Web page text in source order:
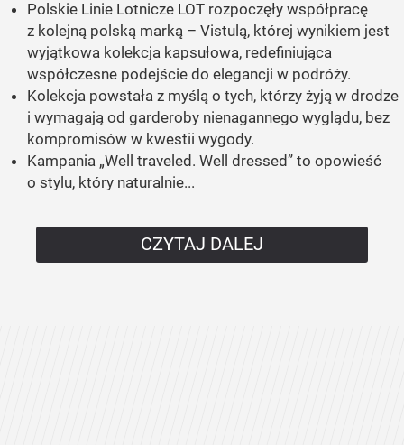
Polskie Linie Lotnicze LOT rozpoczęły współpracę
z kolejną polską marką – Vistulą, której wynikiem jest
wyjątkowa kolekcja kapsułowa, redefiniująca
współczesne podejście do elegancji w podróży.
Kolekcja powstała z myślą o tych, którzy żyją w drodze
i wymagają od garderoby nienagannego wyglądu, bez
kompromisów w kwestii wygody.
Kampania „Well traveled. Well dressed” to opowieść
o stylu, który naturalnie...
CZYTAJ DALEJ